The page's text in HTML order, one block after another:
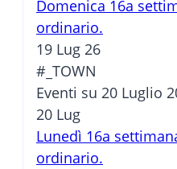
Domenica 16a
ordinario.
19 Lug 26
#_TOWN
Eventi su 20 Luglio
20 Lug
Lunedì 16a
ordinario.